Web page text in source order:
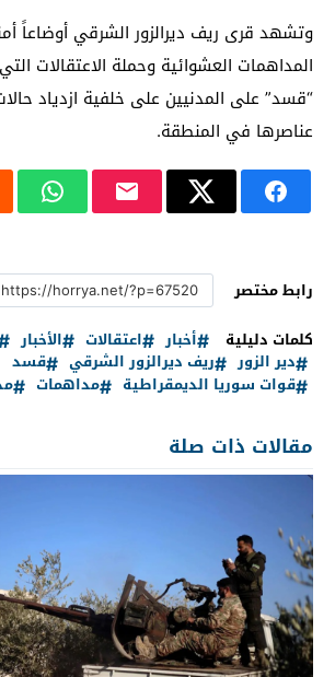
وتشهد قرى ريف ديرالزور الشرقي أوضاعاً
المداهمات العشوائية وحملة الاعتقالات
“قسد” على المدنيين على خلفية ازدياد
عناصرها في المنطقة.
رابط مختصر
كلمات دليلية
أخبار اعتقالات الأخبار
دير الزور
ريف ديرالزور الشرقي
قسد
قوات سوريا الديمقراطية
مداهمات
مقالات ذات صلة